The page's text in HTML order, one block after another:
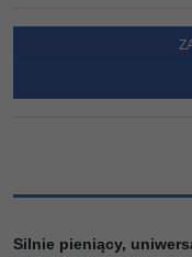
e
k
t
o
p
Silnie pieniący,